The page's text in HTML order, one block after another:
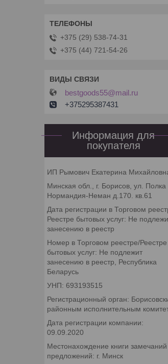
+375 (29) 538-74-31
+375 (44) 721-54-26
bestgoods55@mail.ru
+375295387431
Информация для
покупателя
ИП Рымович Екатерина
Минская обл., г. Борисов, ул. Полка
Нормандия-Неман д.170. кв.61
Дата регистрации в Торговом
Реестре бытовых услуг: Не
занесению в реестр
Номер в Торговом реестре/Реестре
бытовых услуг: Не подлежит
занесению в реестр, Республика
Беларусь
УНП: 693193515
Регистрационный орган:
районным исполнительным
Дата регистрации компании:
09.09.2020
Местонахождение книги замечаний
предложений: г. Минск